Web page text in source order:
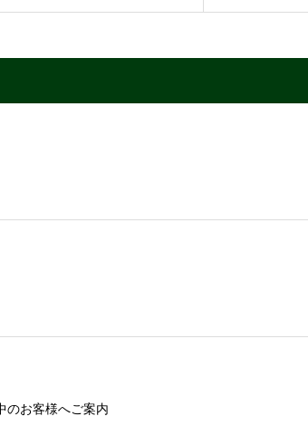
のお客様へご案内